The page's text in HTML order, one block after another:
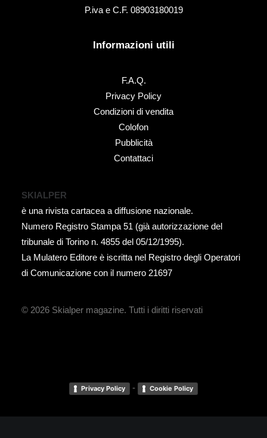
P.iva e C.F. 08903180019
Informazioni utili
F.A.Q.
Privacy Policy
Condizioni di vendita
Colofon
Pubblicità
Contattaci
SKIALPER
è una rivista cartacea a diffusione nazionale.
Numero Registro Stampa 51 (già autorizzazione del
tribunale di Torino n. 4855 del 05/12/1995).
La Mulatero Editore è iscritta nel Registro degli Operatori
di Comunicazione con il numero 21697
© 2026 Skialper magazine. Tutti i diritti riservati
Privacy Policy - Cookie Policy